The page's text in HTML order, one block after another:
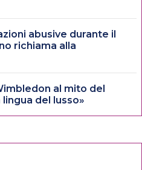
abusive durante il
richiama alla
al mito del
del lusso»